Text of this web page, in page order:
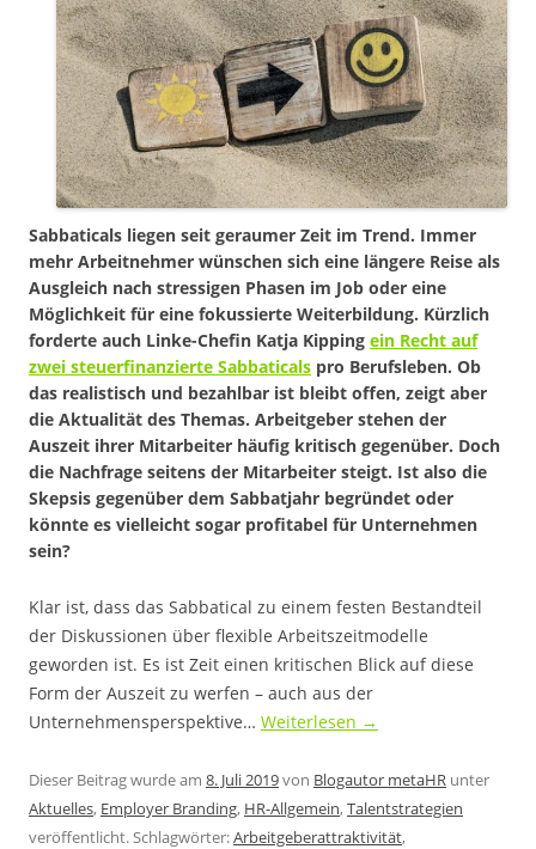
Sabbaticals liegen seit geraumer Zeit im Trend. Immer
mehr Arbeitnehmer wünschen sich eine längere Reise als
Ausgleich nach stressigen Phasen im Job oder eine
Möglichkeit für eine fokussierte Weiterbildung. Kürzlich
forderte auch Linke-Chefin Katja Kipping ein Recht auf
zwei steuerfinanzierte Sabbaticals pro Berufsleben. Ob
das realistisch und bezahlbar ist bleibt offen, zeigt aber
die Aktualität des Themas. Arbeitgeber stehen der
Auszeit ihrer Mitarbeiter häufig kritisch gegenüber. Doch
die Nachfrage seitens der Mitarbeiter steigt. Ist also die
Skepsis gegenüber dem Sabbatjahr begründet oder
könnte es vielleicht sogar profitabel für Unternehmen
sein?
Klar ist, dass das Sabbatical zu einem festen Bestandteil
der Diskussionen über flexible Arbeitszeitmodelle
geworden ist. Es ist Zeit einen kritischen Blick auf diese
Form der Auszeit zu werfen – auch aus der
Unternehmensperspektive… Weiterlesen →
Dieser Beitrag wurde am 8. Juli 2019von Blogautor metaHR unter
Aktuelles, Employer Branding, HR-Allgemein,Talentstrategien
veröffentlicht. Schlagwörter:Arbeitgeberattraktivität,